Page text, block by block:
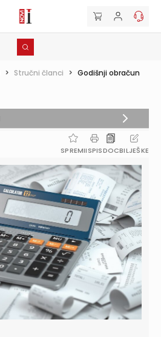
> Stručni članci > Godišnji obračun
SPREMIISPISDOCBILJEŠKE